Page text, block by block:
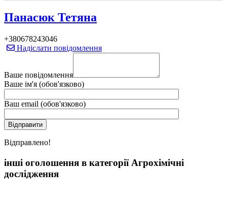
Панасюк Тетяна
+380678243046
Надіслати повідомлення
Ваше повідомлення
Ваше ім'я (обов'язково)
Ваш email (обов'язково)
Вiдправлено!
інші оголошення в категорії Агрохімічні
дослідження